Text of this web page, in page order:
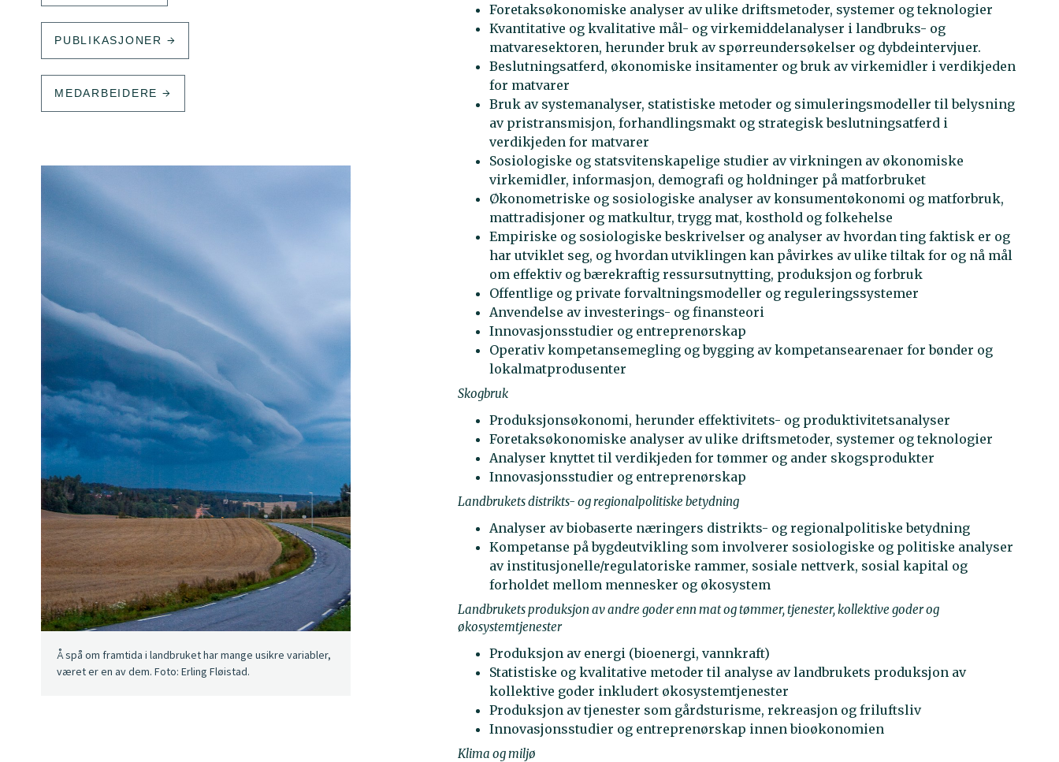
Foretaksøkonomiske analyser av ulike driftsmetoder, systemer og teknologier
Kvantitative og kvalitative mål- og virkemiddelanalyser i landbruks- og
matvaresektoren, herunder bruk av spørreundersøkelser og dybdeintervjuer.
Beslutningsatferd, økonomiske insitamenter og bruk av virkemidler i verdikjeden
for matvarer
Bruk av systemanalyser, statistiske metoder og simuleringsmodeller til belysning
av pristransmisjon, forhandlingsmakt og strategisk beslutningsatferd i
verdikjeden for matvarer
Sosiologiske og statsvitenskapelige studier av virkningen av økonomiske
virkemidler, informasjon, demografi og holdninger på matforbruket
Økonometriske og sosiologiske analyser av konsumentøkonomi og matforbruk,
mattradisjoner og matkultur, trygg mat, kosthold og folkehelse
Empiriske og sosiologiske beskrivelser og analyser av hvordan ting faktisk er og
har utviklet seg, og hvordan utviklingen kan påvirkes av ulike tiltak for og nå mål
om effektiv og bærekraftig ressursutnytting, produksjon og forbruk
Offentlige og private forvaltningsmodeller og reguleringssystemer
Anvendelse av investerings- og finansteori
Innovasjonsstudier og entreprenørskap
Operativ kompetansemegling og bygging av kompetansearenaer for bønder og
lokalmatprodusenter
Skogbruk
Produksjonsøkonomi, herunder effektivitets- og produktivitetsanalyser
Foretaksøkonomiske analyser av ulike driftsmetoder, systemer og teknologier
Analyser knyttet til verdikjeden for tømmer og ander skogsprodukter
Innovasjonsstudier og entreprenørskap
Landbrukets distrikts- og regionalpolitiske betydning
Analyser av biobaserte næringers distrikts- og regionalpolitiske betydning
Kompetanse på bygdeutvikling som involverer sosiologiske og politiske analyser
av institusjonelle/regulatoriske rammer, sosiale nettverk, sosial kapital og
forholdet mellom mennesker og økosystem
Landbrukets produksjon av andre goder enn mat og tømmer, tjenester, kollektive goder og
økosystemtjenester
Produksjon av energi (bioenergi, vannkraft)
Statistiske og kvalitative metoder til analyse av landbrukets produksjon av
kollektive goder inkludert økosystemtjenester
Produksjon av tjenester som gårdsturisme, rekreasjon og friluftsliv
Innovasjonsstudier og entreprenørskap innen bioøkonomien
Klima og miljø
PUBLIKASJONER
MEDARBEIDERE
Å spå om framtida i landbruket har mange usikre variabler,
været er en av dem. Foto: Erling Fløistad.